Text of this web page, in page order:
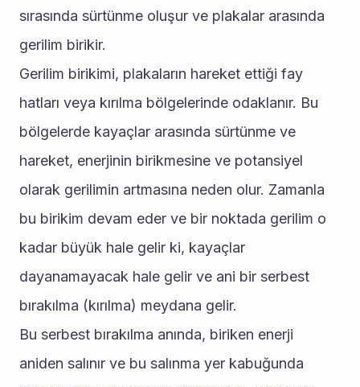
sırasında sürtünme oluşur ve plakalar arasında
gerilim birikir.
Gerilim birikimi, plakaların hareket ettiği fay
hatları veya kırılma bölgelerinde odaklanır. Bu
bölgelerde kayaçlar arasında sürtünme ve
hareket, enerjinin birikmesine ve potansiyel
olarak gerilimin artmasına neden olur. Zamanla
bu birikim devam eder ve bir noktada gerilim o
kadar büyük hale gelir ki, kayaçlar
dayanamayacak hale gelir ve ani bir serbest
bırakılma (kırılma) meydana gelir.
Bu serbest bırakılma anında, biriken enerji
aniden salınır ve bu salınma yer kabuğunda